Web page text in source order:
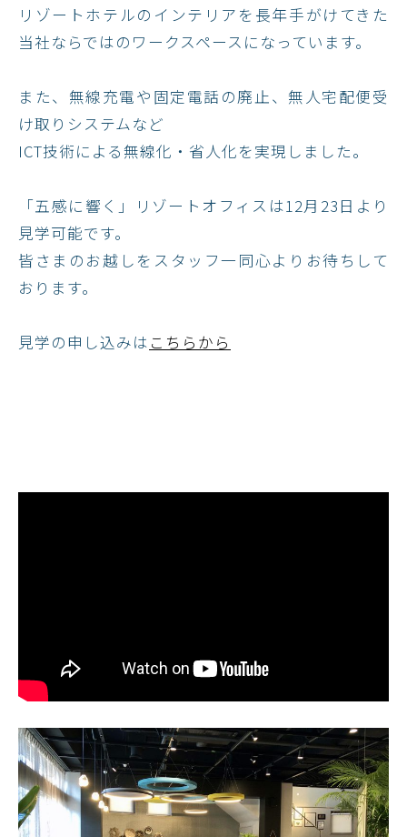
リゾートホテルのインテリアを長年手がけてきた
当社ならではのワークスペースになっています。
また、無線充電や固定電話の廃止、無人宅配便受
け取りシステムなど
ICT技術による無線化・省人化を実現しました。
「五感に響く」リゾートオフィスは12月23日より
見学可能です。
皆さまのお越しをスタッフ一同心よりお待ちして
おります。
見学の申し込みは こちらから